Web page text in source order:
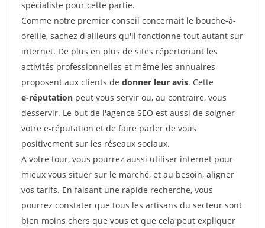
spécialiste pour cette partie.
Comme notre premier conseil concernait le bouche-à-
oreille, sachez d'ailleurs qu'il fonctionne tout autant sur
internet. De plus en plus de sites répertoriant les
activités professionnelles et même les annuaires
proposent aux clients de donner leur avis. Cette
e-réputation peut vous servir ou, au contraire, vous
desservir. Le but de l'agence SEO est aussi de soigner
votre e-réputation et de faire parler de vous
positivement sur les réseaux sociaux.
A votre tour, vous pourrez aussi utiliser internet pour
mieux vous situer sur le marché, et au besoin, aligner
vos tarifs. En faisant une rapide recherche, vous
pourrez constater que tous les artisans du secteur sont
bien moins chers que vous et que cela peut expliquer